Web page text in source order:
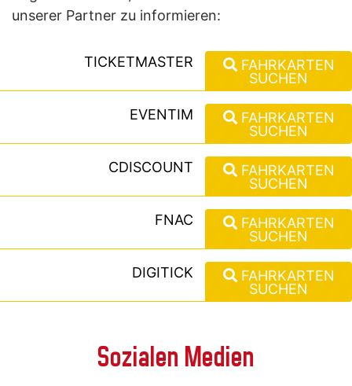
unserer Partner zu informieren:
TICKETMASTER
FAHRKARTEN
SUCHEN
EVENTIM
FAHRKARTEN
SUCHEN
CDISCOUNT
FAHRKARTEN
SUCHEN
FNAC
FAHRKARTEN
SUCHEN
DIGITICK
FAHRKARTEN
SUCHEN
Sozialen Medien